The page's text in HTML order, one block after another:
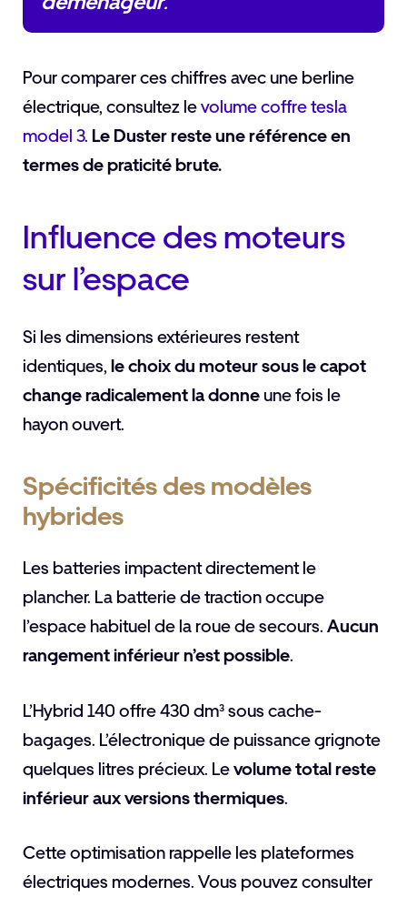
Pour comparer ces chiffres avec une berline
électrique, consultez levolume coffre tesla
model 3. Le Duster reste une référence en
termes de praticité brute.
Influence des moteurs
sur l’espace
Si les dimensions extérieures restent
identiques, le choix du moteur sous le capot
change radicalement la donne une fois le
hayon ouvert.
Spécificités des modèles
hybrides
Les batteries impactent directement le
plancher. La batterie de traction occupe
l’espace habituel de la roue de secours. Aucun
rangement inférieur n’est possible.
L’Hybrid 140 offre 430 dm³ sous cache-
bagages. L’électronique de puissance grignote
quelques litres précieux. Levolume total reste
inférieur aux versions thermiques.
Cette optimisation rappelle les plateformes
électriques modernes. Vous pouvez consulter